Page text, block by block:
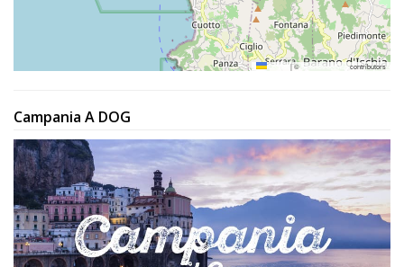
Leaflet|© OpenStreetMapcontributors
Campania A DOG